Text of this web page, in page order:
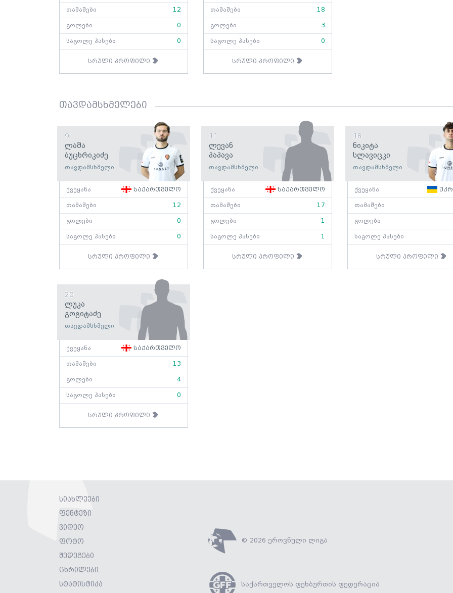
თამაშები 12
გოლები 0
საგოლე პასები 0
სრული პროფილი
თამაშები 18
გოლები 3
საგოლე პასები 0
სრული პროფილი
თავდამსხმელები
9
Ლაშა
Ბუცხრიკიძე
თავდამსხმელი
ქვეყანა საქართველო
თამაშები 12
გოლები 0
საგოლე პასები 0
სრული პროფილი
11
Ლევან
Პაპავა
თავდამსხმელი
ქვეყანა საქართველო
თამაშები 17
გოლები 1
საგოლე პასები 1
სრული პროფილი
18
Ნიკიტა
Სლავიცკი
თავდამსხმელი
ქვეყანა
თამაშები
გოლები
საგოლე პასები
სრული პროფილი
20
Ლუკა
Გოგიტაძე
თავდამსხმელი
ქვეყანა საქართველო
თამაშები 13
გოლები 4
საგოლე პასები 0
სრული პროფილი
სიახლეები
ფენტეზი
ვიდეო
ფოტო
შედეგები
ცხრილები
სტატისტიკა
© 2026 ეროვნული ლიგა
საქართველოს ფეხბურთის ფედერაცია